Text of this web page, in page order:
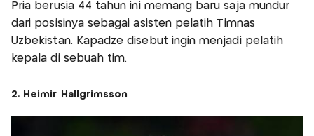
Pria berusia 44 tahun ini memang baru saja mundur
dari posisinya sebagai asisten pelatih Timnas
Uzbekistan. Kapadze disebut ingin menjadi pelatih
kepala di sebuah tim.
2. Heimir Hallgrimsson